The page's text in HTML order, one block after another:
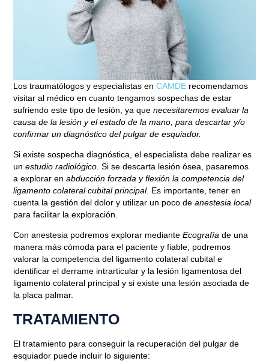
Los traumatólogos y especialistas enCAMDE recomendamos
visitar al médico en cuanto tengamos sospechas de estar
sufriendo este tipo de lesión, ya quenecesitaremos evaluar la
causa de la lesión y el estado de la mano, para descartar y/o
confirmar un diagnóstico del pulgar de esquiador.
Si existe sospecha diagnóstica, el especialista debe realizar es
unestudio radiológico. Si se descarta lesión ósea, pasaremos
a explorar en abducción forzada y flexión la competencia del
ligamento colateral cubital principal. Es importante, tener en
cuenta la gestión del dolor y utilizar un poco deanestesia local
para facilitar la exploración.
Con anestesia podremos explorar medianteEcografía de una
manera más cómoda para el paciente y fiable; podremos
valorar la competencia del ligamento colateral cubital e
identificar el derrame intrarticular y la lesión ligamentosa del
ligamento colateral principal y si existe una lesión asociada de
la placa palmar.
TRATAMIENTO
El tratamiento para conseguir la recuperación del pulgar de
esquiador puede incluir lo siguiente: